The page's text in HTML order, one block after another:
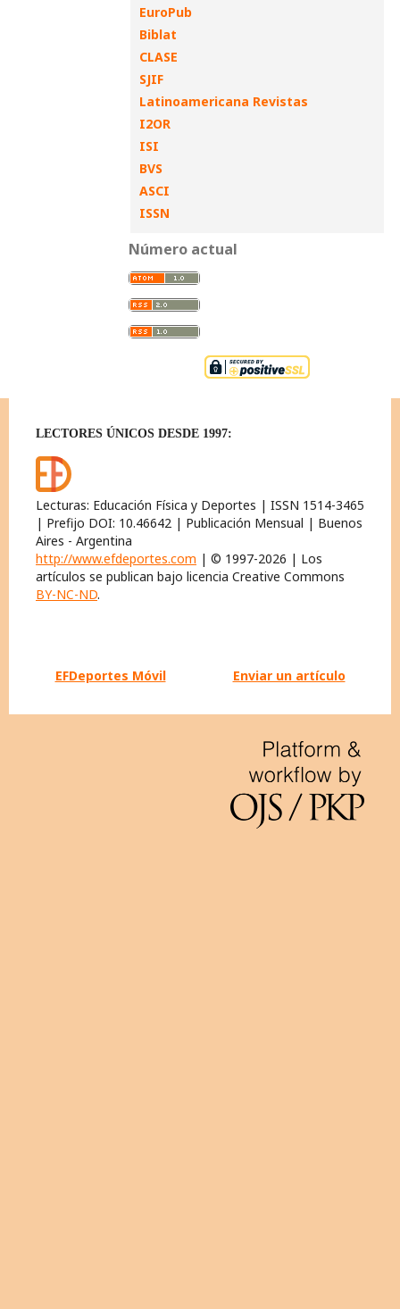
EuroPub
Biblat
CLASE
SJIF
Latinoamericana Revistas
I2OR
ISI
BVS
ASCI
ISSN
Número actual
LECTORES ÚNICOS DESDE 1997:
Lecturas: Educación Física y Deportes | ISSN 1514-3465
| Prefijo DOI: 10.46642 | Publicación Mensual | Buenos
Aires - Argentina
http://www.efdeportes.com | © 1997-2026 | Los
artículos se publican bajo licencia Creative Commons
BY-NC-ND.
EFDeportes Móvil Enviar un artículo